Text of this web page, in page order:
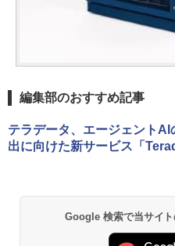
編集部のおすすめ記事
テラデータ、エージェント
出に向けた新サービス「
Google 検索で当サイ